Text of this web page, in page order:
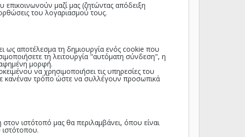
μαζί μας (ζητώντας απόδειξη
του λογαριασμού τους.
ως αποτέλεσμα τη δημιουργία ενός cookie που
τη λειτουργία "αυτόματη σύνδεση", η
μορφή.
να χρησιμοποιήσει τις υπηρεσίες του
κανέναν τρόπο ώστε να συλλέγουν προσωπικά
ιστότοπό μας θα περιλαμβάνει, όπου είναι